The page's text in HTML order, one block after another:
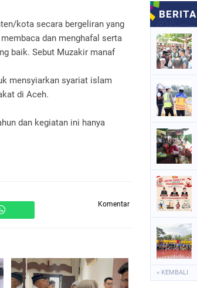
kota secara bergeliran yang
dan menghafal serta
baik. Sebut Muzakir manaf
mensyiarkan syariat islam
di Aceh.
dan kegiatan ini hanya
Komentar
« KEMBALI